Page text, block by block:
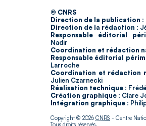
© CNRS
Direction de la publication :
Direction de la rédaction :
Responsable éditorial
Nadir
Coordination et rédaction
Responsable éditorial
Larroche
Coordination et rédaction
Julien Czarnecki
Réalisation technique :
Création graphique : Clare
Intégration graphique :
Copyright © 2026CNRS - Centre
Tous droits réservés.